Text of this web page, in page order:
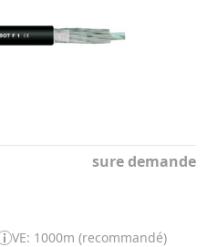
sure demande
VE: 1000m (recommandé)